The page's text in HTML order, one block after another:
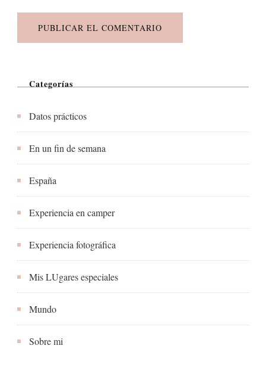
Categorías
Datos prácticos
En un fin de semana
España
Experiencia en camper
Experiencia fotográfica
Mis LUgares especiales
Mundo
Sobre mi